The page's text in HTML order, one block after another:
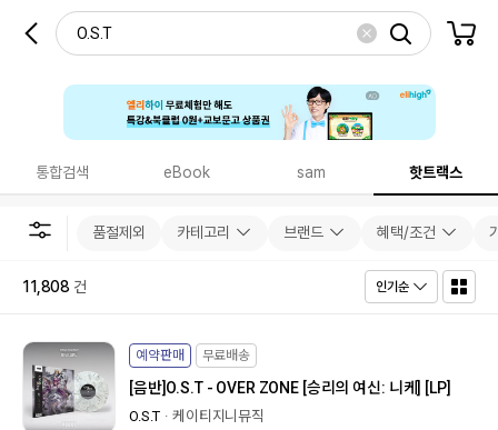
통합검색 eBook sam 핫트랙스
품절제외 카테고리 브랜드 혜택/조건
11,808 건 인기순
예약판매 무료배송
[음반]O.S.T - OVER ZONE [승리의 여신: 니케] [LP]
O.S.T 케이티지니뮤직